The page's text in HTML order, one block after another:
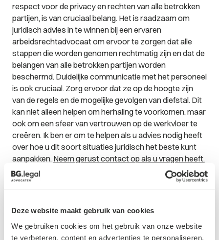
Deze website maakt gebruik van cookies
We gebruiken cookies om het gebruik van onze website
te verbeteren, content en advertenties te personaliseren,
respect voor de privacy en rechten van alle betrokken
partijen, is van cruciaal belang. Het is raadzaam om
juridisch advies in te winnen bij een ervaren
arbeidsrechtadvocaat om ervoor te zorgen dat alle
stappen die worden genomen rechtmatig zijn en dat de
belangen van alle betrokken partijen worden
beschermd. Duidelijke communicatie met het personeel
is ook cruciaal. Zorg ervoor dat ze op de hoogte zijn
van de regels en de mogelijke gevolgen van diefstal. Dit
kan niet alleen helpen om herhaling te voorkomen, maar
ook om een sfeer van vertrouwen op de werkvloer te
creëren. Ik ben er om te helpen als u advies nodig heeft
over hoe u dit soort situaties juridisch het beste kunt
aanpakken. Neem gerust contact op als u vragen heeft.
Contactformulier